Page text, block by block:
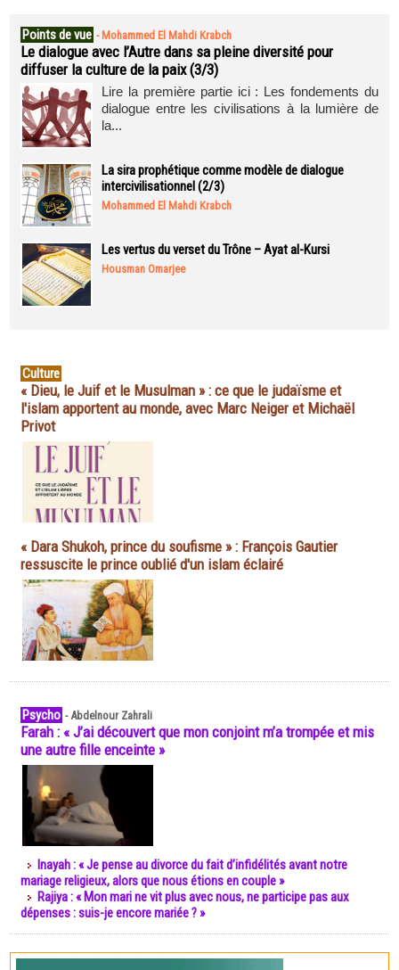
Points de vue - Mohammed El Mahdi Krabch
Le dialogue avec l’Autre dans sa pleine diversité pour
diffuser la culture de la paix (3/3)
Lire la première partie ici : Les fondements du
dialogue entre les civilisations à la lumière de
la...
La sira prophétique comme modèle de dialogue
intercivilisationnel (2/3)
Mohammed El Mahdi Krabch
Les vertus du verset du Trône – Ayat al-Kursi
Housman Omarjee
Culture
« Dieu, le Juif et le Musulman » : ce que le judaïsme et
l'islam apportent au monde, avec Marc Neiger et Michaël
Privot
« Dara Shukoh, prince du soufisme » : François Gautier
ressuscite le prince oublié d'un islam éclairé
Psycho -Abdelnour Zahrali
Farah : « J’ai découvert que mon conjoint m’a trompée et mis
une autre fille enceinte »
Inayah : « Je pense au divorce du fait d’infidélités avant notre
mariage religieux, alors que nous étions en couple »
Rajiya : « Mon mari ne vit plus avec nous, ne participe pas aux
dépenses : suis-je encore mariée ? »